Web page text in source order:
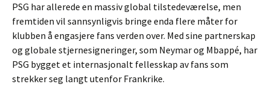
PSG har allerede en massiv global tilstedeværelse, men
fremtiden vil sannsynligvis bringe enda flere måter for
klubben å engasjere fans verden over. Med sine partnerskap
og globale stjernesigneringer, som Neymar og Mbappé, har
PSG bygget et internasjonalt fellesskap av fans som
strekker seg langt utenfor Frankrike.